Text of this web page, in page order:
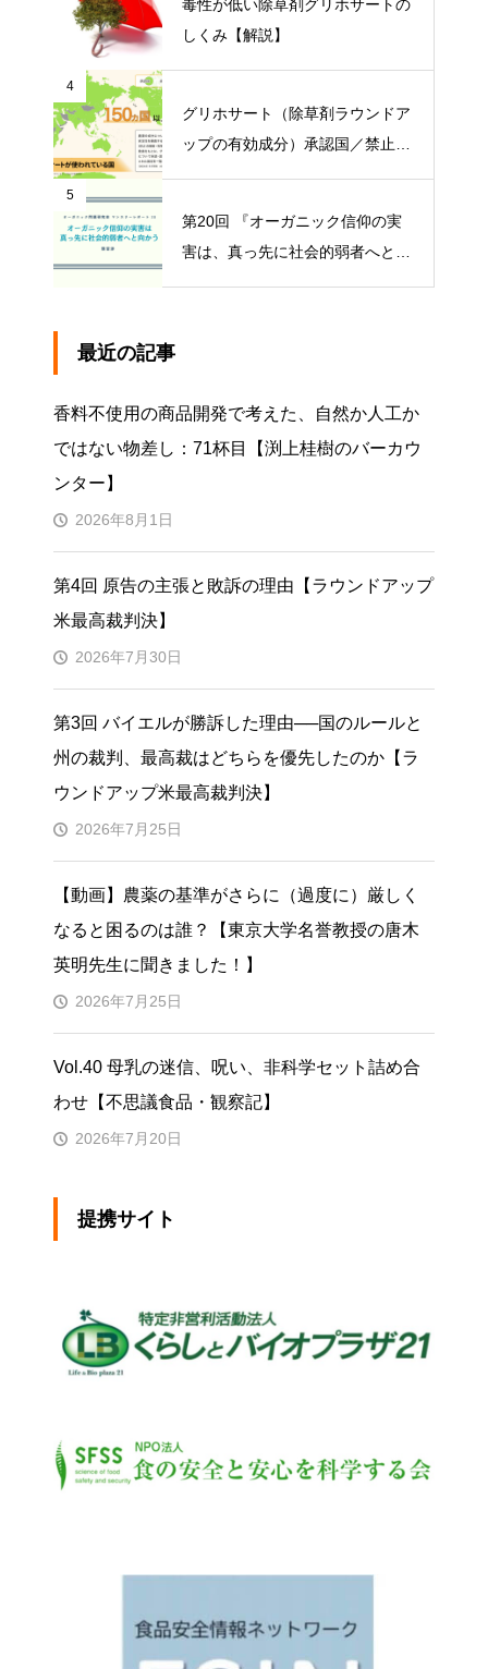
毒性が低い除草剤グリホサートの
しくみ【解説】
4
グリホサート（除草剤ラウンドア
ップの有効成分）承認国／禁止国
5
第20回 『オーガニック信仰の実
害は、真っ先に社会的弱者へと向
かう』【オーガニック問題研究会
最近の記事
香料不使用の商品開発で考えた、自然か人工か
ではない物差し：71杯目【渕上桂樹のバーカウ
ンター】
2026年8月1日
第4回 原告の主張と敗訴の理由【ラウンドアップ
米最高裁判決】
2026年7月30日
第3回 バイエルが勝訴した理由──国のルールと
州の裁判、最高裁はどちらを優先したのか【ラ
ウンドアップ米最高裁判決】
2026年7月25日
【動画】農薬の基準がさらに（過度に）厳しく
なると困るのは誰？【東京大学名誉教授の唐木
英明先生に聞きました！】
2026年7月25日
Vol.40 母乳の迷信、呪い、非科学セット詰め合
わせ【不思議食品・観察記】
2026年7月20日
提携サイト